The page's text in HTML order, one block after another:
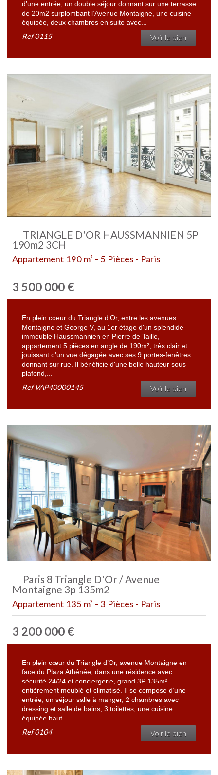
d’une entrée, un double séjour donnant sur une terrasse
de 20m2 surplombant l’Avenue Montaigne, une cuisine
équipée, deux chambres en suite avec...
Ref0115 Voir le bien
TRIANGLE D'OR HAUSSMANNIEN 5P
190m2 3CH
Appartement 190 m² - 5 Pièces - Paris
3 500 000 €
En plein coeur du Triangle d'Or, entre les avenues
Montaigne et George V, au 1er étage d'un splendide
immeuble Haussmannien en Pierre de Taille,
appartement 5 pièces en angle de 190m², très clair et
jouissant d'un vue dégagée avec ses 9 portes-fenêtres
donnant sur rue. Il bénéficie d'une belle hauteur sous
plafond,...
RefVAP40000145 Voir le bien
Paris 8 Triangle D'Or / Avenue
Montaigne 3p 135m2
Appartement 135 m² - 3 Pièces - Paris
3 200 000 €
En plein cœur du Triangle d’Or, avenue Montaigne en
face du Plaza Athénée, dans une résidence avec
sécurité 24/24 et conciergerie, grand 3P 135m²
entièrement meublé et climatisé. Il se compose d’une
entrée, un séjour salle à manger, 2 chambres avec
dressing et salle de bains, 3 toilettes, une cuisine
équipée haut...
Ref0104 Voir le bien